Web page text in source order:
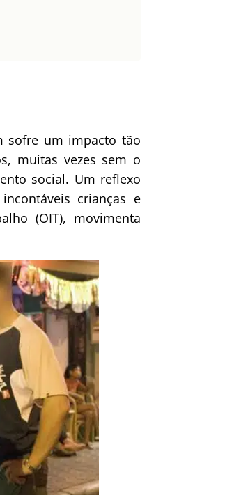
sofre um impacto tão
muitas vezes sem o
social. Um reflexo
crianças e
(OIT), movimenta